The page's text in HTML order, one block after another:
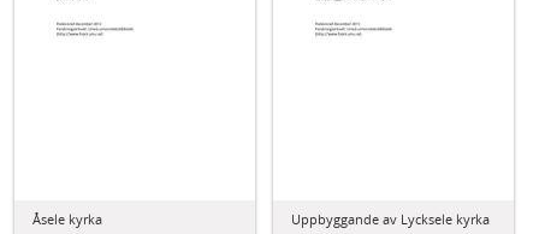
Åsele kyrka Uppbyggande av Lycksele kyrka